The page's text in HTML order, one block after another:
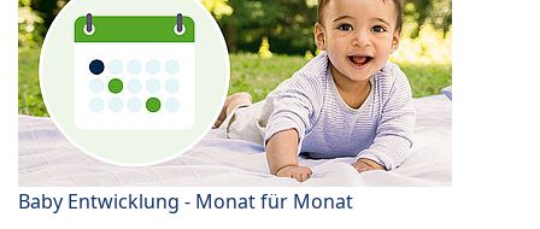
Baby Entwicklung - Monat für Monat